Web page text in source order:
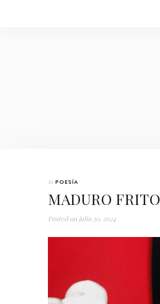
In POESÍA
MADURO FRITO
Posted on julio 30, 2024